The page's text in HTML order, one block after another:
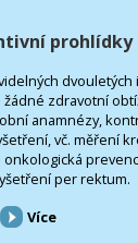
prohlídky
dvouletých
zdravotní
anamnézy,
vč. měření
per rektum.
Více